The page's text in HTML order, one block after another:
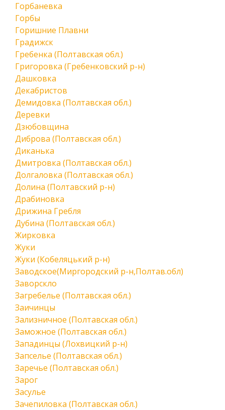
Горбаневка
Горбы
Горишние Плавни
Градижск
Гребенка (Полтавская обл.)
Григоровка (Гребенковский р-н)
Дашковка
Декабристов
Демидовка (Полтавская обл.)
Деревки
Дзюбовщина
Диброва (Полтавская обл.)
Диканька
Дмитровка (Полтавская обл.)
Долгаловка (Полтавская обл.)
Долина (Полтавский р-н)
Драбиновка
Дрижина Гребля
Дубина (Полтавская обл.)
Жирковка
Жуки
Жуки (Кобеляцький р-н)
Заводское(Миргородский р-н,Полтав.обл)
Заворскло
Загребелье (Полтавская обл.)
Заичинцы
Зализничное (Полтавская обл.)
Заможное (Полтавская обл.)
Западинцы (Лохвицкий р-н)
Запселье (Полтавская обл.)
Заречье (Полтавская обл.)
Зарог
Засулье
Зачепиловка (Полтавская обл.)